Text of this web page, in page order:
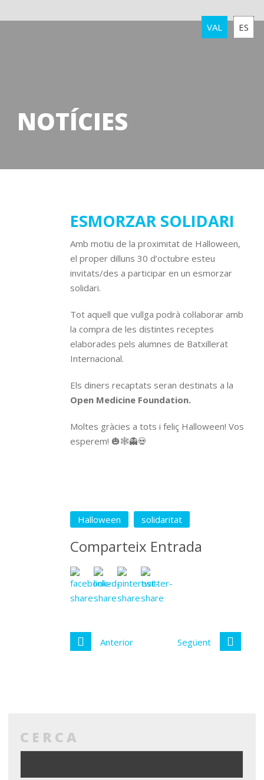
VAL ES
NOTÍCIES
ESMORZAR SOLIDARI
Amb motiu de la proximitat de Halloween,
el proper dilluns 30 d’octubre esteu
invitats/des a participar en un esmorzar
solidari.
Tot aquell que vullga podrà col·laborar amb
la compra de les distintes receptes
elaborades pels alumnes de Batxillerat
Internacional.
Els diners recaptats seran destinats a la
Open Medicine Foundation.
Moltes gràcies a tots i feliç Halloween! Vos
esperem! 🎃🕸👻💀
Halloween solidaritat
Comparteix Entrada
Anterior Següent
CERCA